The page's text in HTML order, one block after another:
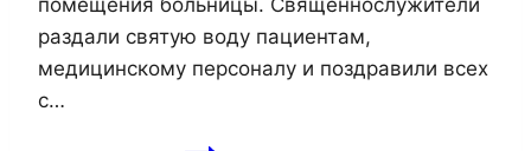
помещения больницы. Священнослужители
раздали святую воду пациентам,
медицинскому персоналу и поздравили всех
с…